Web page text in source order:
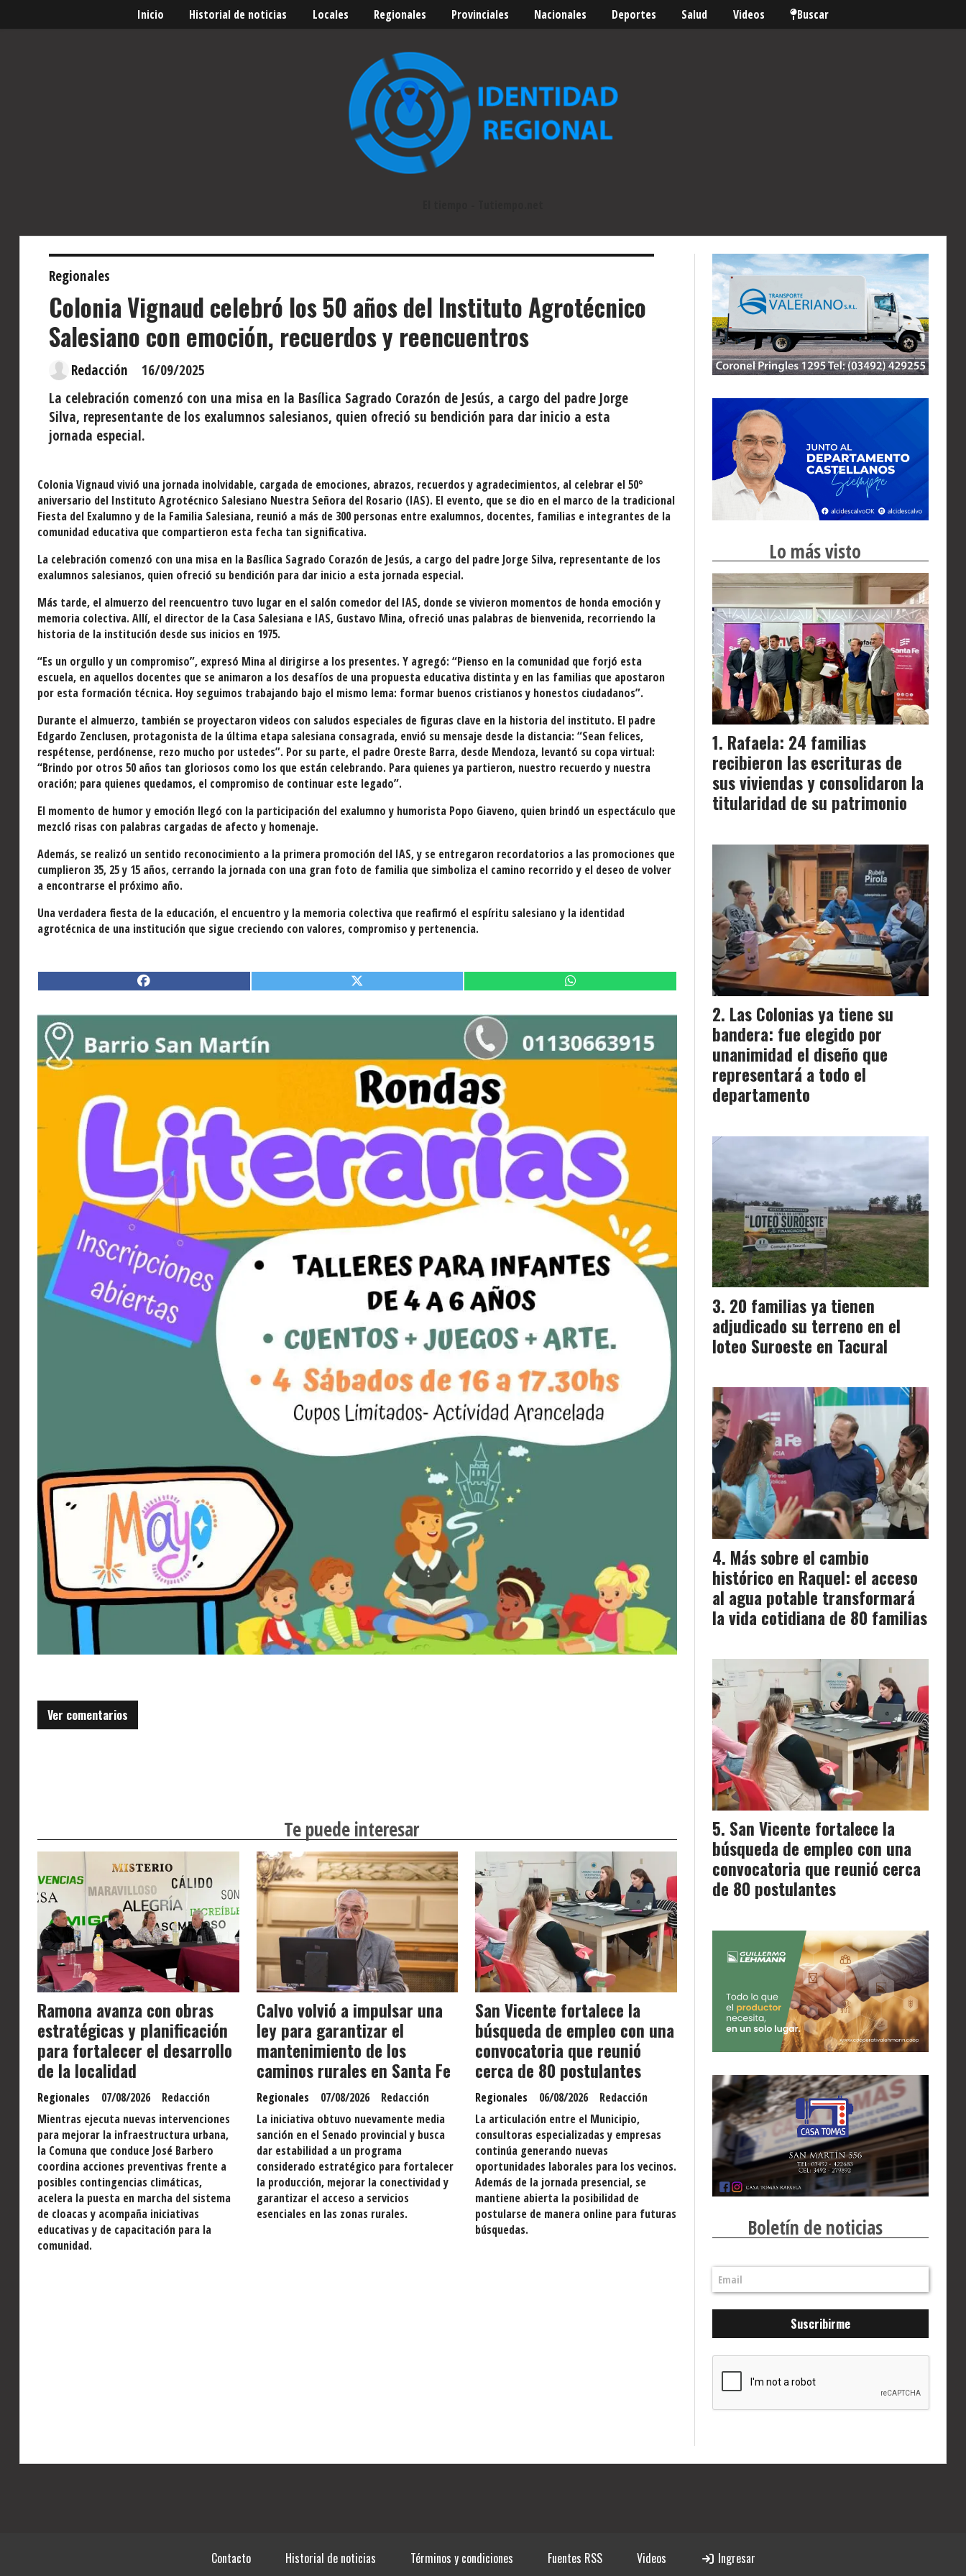
Inicio Historial de noticias Locales Regionales Provinciales Nacionales Deportes Salud Videos Buscar
Colonia Vignaud celebró los 50 años del Instituto Agrotécnico
Salesiano con emoción, recuerdos y reencuentros
La celebración comenzó con una misa en la Basílica Sagrado Corazón de Jesús, a cargo del padre Jorge
Silva, representante de los exalumnos salesianos, quien ofreció su bendición para dar inicio a esta
jornada especial.
Regionales
16/09/2025
Redacción
Colonia Vignaud vivió una jornada inolvidable, cargada de emociones, abrazos, recuerdos y agradecimientos, al celebrar el 50°
aniversario del Instituto Agrotécnico Salesiano Nuestra Señora del Rosario (IAS). El evento, que se dio en el marco de la tradicional
Fiesta del Exalumno y de la Familia Salesiana, reunió a más de 300 personas entre exalumnos, docentes, familias e integrantes de la
comunidad educativa que compartieron esta fecha tan significativa.
La celebración comenzó con una misa en la Basílica Sagrado Corazón de Jesús, a cargo del padre Jorge Silva, representante de los
exalumnos salesianos, quien ofreció su bendición para dar inicio a esta jornada especial.
Más tarde, el almuerzo del reencuentro tuvo lugar en el salón comedor del IAS, donde se vivieron momentos de honda emoción y
memoria colectiva. Allí, el director de la Casa Salesiana e IAS, Gustavo Mina, ofreció unas palabras de bienvenida, recorriendo la
historia de la institución desde sus inicios en 1975.
“Es un orgullo y un compromiso”, expresó Mina al dirigirse a los presentes. Y agregó: “Pienso en la comunidad que forjó esta
escuela, en aquellos docentes que se animaron a los desafíos de una propuesta educativa distinta y en las familias que apostaron
por esta formación técnica. Hoy seguimos trabajando bajo el mismo lema: formar buenos cristianos y honestos ciudadanos”.
Durante el almuerzo, también se proyectaron videos con saludos especiales de figuras clave en la historia del instituto. El padre
Edgardo Zenclusen, protagonista de la última etapa salesiana consagrada, envió su mensaje desde la distancia: “Sean felices,
respétense, perdónense, rezo mucho por ustedes”. Por su parte, el padre Oreste Barra, desde Mendoza, levantó su copa virtual:
“Brindo por otros 50 años tan gloriosos como los que están celebrando. Para quienes ya partieron, nuestro recuerdo y nuestra
oración; para quienes quedamos, el compromiso de continuar este legado”.
El momento de humor y emoción llegó con la participación del exalumno y humorista Popo Giaveno, quien brindó un espectáculo que
mezcló risas con palabras cargadas de afecto y homenaje.
Además, se realizó un sentido reconocimiento a la primera promoción del IAS, y se entregaron recordatorios a las promociones que
cumplieron 35, 25 y 15 años, cerrando la jornada con una gran foto de familia que simboliza el camino recorrido y el deseo de volver
a encontrarse el próximo año.
Una verdadera fiesta de la educación, el encuentro y la memoria colectiva que reafirmó el espíritu salesiano y la identidad
agrotécnica de una institución que sigue creciendo con valores, compromiso y pertenencia.
Ver comentarios
Te puede interesar
Ramona avanza con obras
estratégicas y planificación
para fortalecer el desarrollo
de la localidad
Redacción
Regionales
07/08/2026
Mientras ejecuta nuevas intervenciones
para mejorar la infraestructura urbana,
la Comuna que conduce José Barbero
coordina acciones preventivas frente a
posibles contingencias climáticas,
acelera la puesta en marcha del sistema
de cloacas y acompaña iniciativas
educativas y de capacitación para la
comunidad.
Calvo volvió a impulsar una
ley para garantizar el
mantenimiento de los
caminos rurales en Santa Fe
Redacción
Regionales
07/08/2026
La iniciativa obtuvo nuevamente media
sanción en el Senado provincial y busca
dar estabilidad a un programa
considerado estratégico para fortalecer
la producción, mejorar la conectividad y
garantizar el acceso a servicios
esenciales en las zonas rurales.
San Vicente fortalece la
búsqueda de empleo con una
convocatoria que reunió
cerca de 80 postulantes
Redacción
Regionales
06/08/2026
La articulación entre el Municipio,
consultoras especializadas y empresas
continúa generando nuevas
oportunidades laborales para los vecinos.
Además de la jornada presencial, se
mantiene abierta la posibilidad de
postularse de manera online para futuras
búsquedas.
Lo más visto
Rafaela: 24 familias
recibieron las escrituras de
sus viviendas y consolidaron la
titularidad de su patrimonio
Las Colonias ya tiene su
bandera: fue elegido por
unanimidad el diseño que
representará a todo el
departamento
20 familias ya tienen
adjudicado su terreno en el
loteo Suroeste en Tacural
Más sobre el cambio
histórico en Raquel: el acceso
al agua potable transformará
la vida cotidiana de 80 familias
San Vicente fortalece la
búsqueda de empleo con una
convocatoria que reunió cerca
de 80 postulantes
Boletín de noticias
Suscribirme
Contacto Historial de noticias Términos y condiciones Fuentes RSS Videos Ingresar